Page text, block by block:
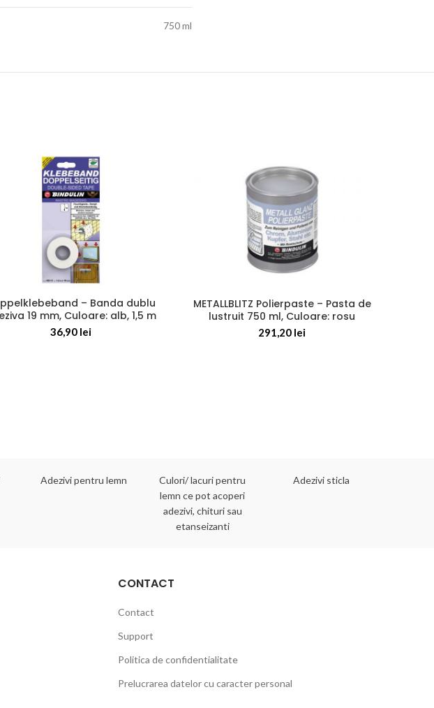
750 ml
– Banda dublu
19 mm, Culoare: alb, 1,5 m
36,90 lei
METALLBLITZ Polierpaste – Pasta de
lustruit 750 ml, Culoare: rosu
291,20 lei
Adezivi pentru lemn
Culori/ lacuri pentru
lemn ce pot acoperi
adezivi, chituri sau
etanseizanti
Adezivi sticla
CONTACT
Contact
Support
Politica de confidentialitate
Prelucrarea datelor cu caracter personal